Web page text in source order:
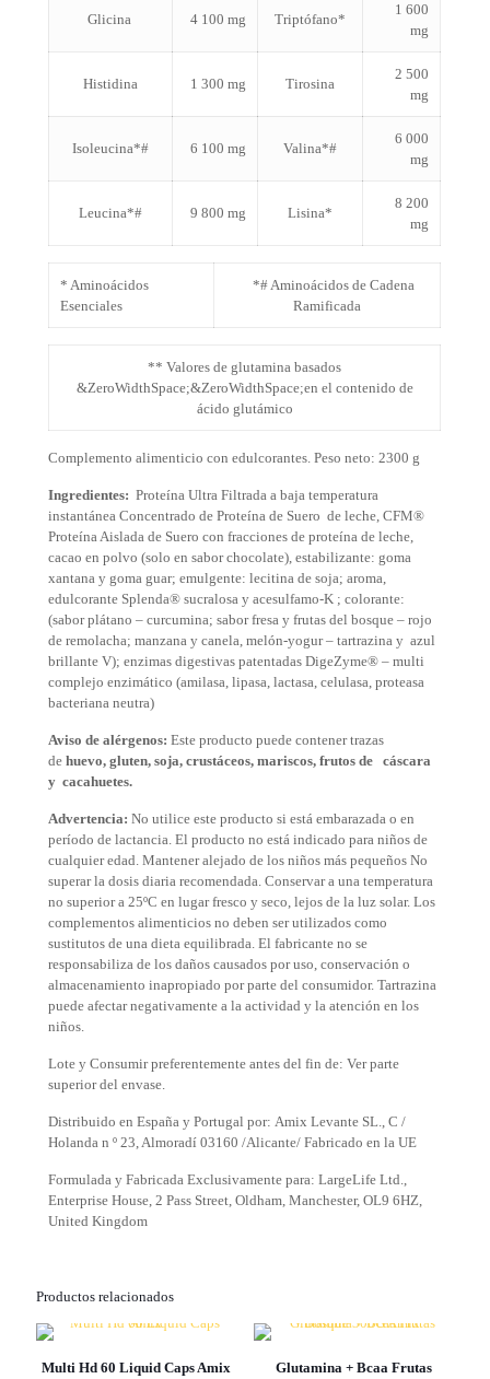
Glicina 4 100 mg Triptófano*
1 600
mg
Histidina 1 300 mg Tirosina
2 500
mg
Isoleucina*# 6 100 mg Valina*#
6 000
mg
Leucina*# 9 800 mg Lisina*
8 200
mg
* Aminoácidos
Esenciales
*# Aminoácidos de Cadena
Ramificada
** Valores de glutamina basados
&ZeroWidthSpace;&ZeroWidthSpace;en el contenido de
ácido glutámico
Complemento alimenticio con edulcorantes. Peso neto: 2300 g
Ingredientes: Proteína Ultra Filtrada a baja temperatura
instantánea Concentrado de Proteína de Suero de leche, CFM®
Proteína Aislada de Suero con fracciones de proteína de leche,
cacao en polvo (solo en sabor chocolate), estabilizante: goma
xantana y goma guar; emulgente: lecitina de soja; aroma,
edulcorante Splenda® sucralosa y acesulfamo-K ; colorante:
(sabor plátano – curcumina; sabor fresa y frutas del bosque – rojo
de remolacha; manzana y canela, melón-yogur – tartrazina y azul
brillante V); enzimas digestivas patentadas DigeZyme® – multi
complejo enzimático (amilasa, lipasa, lactasa, celulasa, proteasa
bacteriana neutra)
Aviso de alérgenos: Este producto puede contener trazas
dehuevo,gluten, soja, crustáceos,mariscos,frutos de cáscara
ycacahuetes.
Advertencia:No utilice este producto si está embarazada o en
período de lactancia. El producto no está indicado para niños de
cualquier edad. Mantener alejado de los niños más pequeños No
superar la dosis diaria recomendada. Conservar a una temperatura
no superior a25ºC en lugar fresco y seco, lejos de la luz solar. Los
complementos alimenticios no deben ser utilizados como
sustitutos de una dieta equilibrada. El fabricante no se
responsabiliza de los daños causados por uso, conservación o
almacenamiento inapropiado por parte del consumidor.Tartrazina
puede afectar negativamente a la actividad y la atención en los
niños.
Lote y Consumir preferentemente antes del fin de: Ver parte
superior del envase.
Distribuido en España y Portugal por: Amix Levante SL., C /
Holanda n º 23, Almoradí 03160 /Alicante/ Fabricado en la UE
Formulada y Fabricada Exclusivamente para: LargeLife Ltd.,
Enterprise House, 2 Pass Street, Oldham, Manchester, OL9 6HZ,
United Kingdom
Productos relacionados
Multi Hd 60 Liquid Caps Amix
Glutamina + Bcaa Frutas